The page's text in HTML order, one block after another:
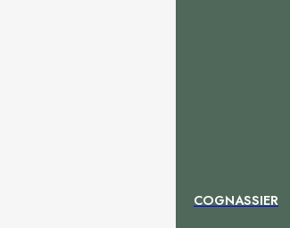
COGNASSIER